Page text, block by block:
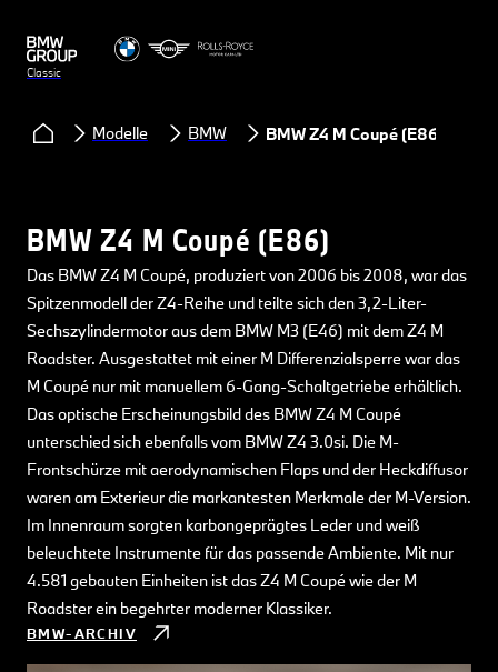
Classic
Modelle BMW BMW Z4 M Coupé (E86)
BMW Z4 M Coupé (E86)
Das BMW Z4 M Coupé, produziert von 2006 bis 2008, war das
Spitzenmodell der Z4-Reihe und teilte sich den 3,2-Liter-
Sechszylindermotor aus dem BMW M3 (E46) mit dem Z4 M
Roadster. Ausgestattet mit einer M Differenzialsperre war das
M Coupé nur mit manuellem 6-Gang-Schaltgetriebe erhältlich.
Das optische Erscheinungsbild des BMW Z4 M Coupé
unterschied sich ebenfalls vom BMW Z4 3.0si. Die M-
Frontschürze mit aerodynamischen Flaps und der Heckdiffusor
waren am Exterieur die markantesten Merkmale der M-Version.
Im Innenraum sorgten karbongeprägtes Leder und weiß
beleuchtete Instrumente für das passende Ambiente. Mit nur
4.581 gebauten Einheiten ist das Z4 M Coupé wie der M
Roadster ein begehrter moderner Klassiker.
BMW-ARCHIV